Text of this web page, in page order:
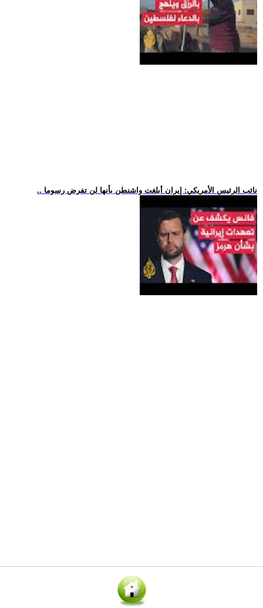
.. نائب الرئيس الأمريكي: إيران أبلغت واشنطن بأنها لن تفرض رسوما